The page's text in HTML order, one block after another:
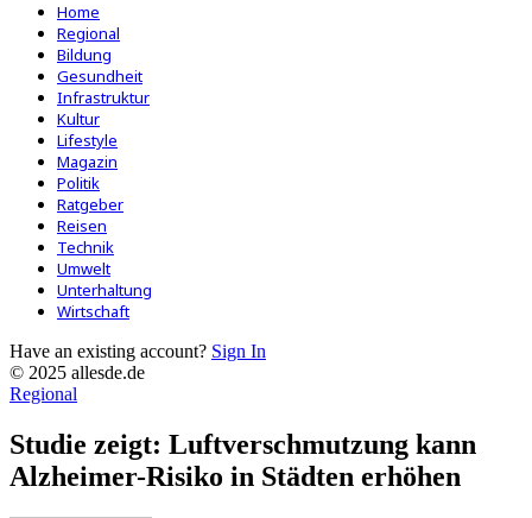
Home
Regional
Bildung
Gesundheit
Infrastruktur
Kultur
Lifestyle
Magazin
Politik
Ratgeber
Reisen
Technik
Umwelt
Unterhaltung
Wirtschaft
Have an existing account? Sign In
© 2025 allesde.de
Regional
Studie zeigt: Luftverschmutzung kann
Alzheimer-Risiko in Städten erhöhen